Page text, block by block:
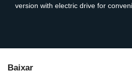
version with electric drive for
Baixar